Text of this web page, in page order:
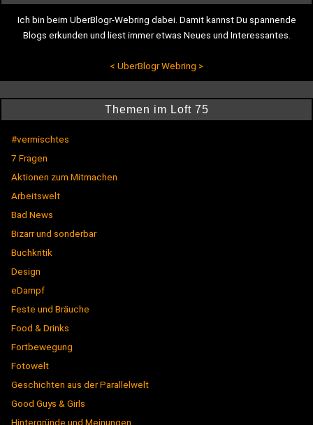
Ich bin beim UberBlogr-Webring dabei. Damit kannst Du spannende
Blogs erkunden und liest immer etwas Neues und Interessantes.
< UberBlogr Webring >
Themen im Loft 75
#vermischtes
7 Fragen
Aktionen zum Mitmachen
Arbeitswelt
Bad News
Bizarr und sonderbar
Buchkritik
Design
eDampf
Feste und Bräuche
Food & Drinks
Fortbewegung
Fotowelt
Geschichten aus der Parallelwelt
Good Guys & Girls
Hintergründe und Meinungen